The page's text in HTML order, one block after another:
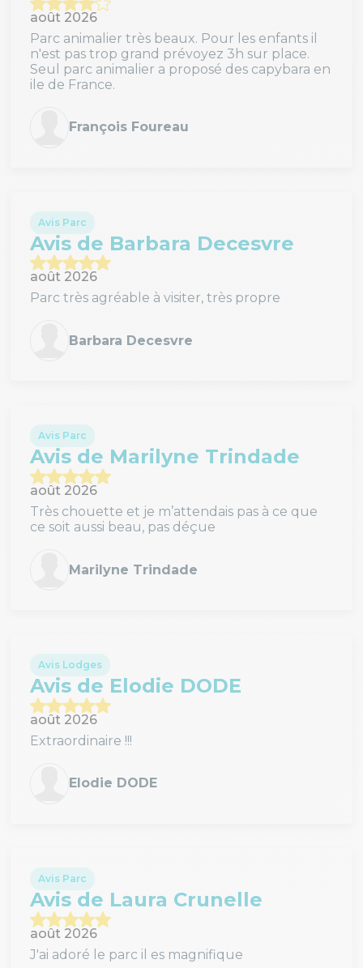
août 2026
Parc animalier très beaux. Pour les enfants il
n'est pas trop grand prévoyez 3h sur place.
Seul parc animalier a proposé des capybara en
ile de France.
François Foureau
Avis Parc
Avis de Barbara Decesvre
août 2026
Parc très agréable à visiter, très propre
Barbara Decesvre
Avis Parc
Avis de Marilyne Trindade
août 2026
Très chouette et je m’attendais pas à ce que
ce soit aussi beau, pas déçue
Marilyne Trindade
Avis Lodges
Avis de Elodie DODE
août 2026
Extraordinaire !!!
Elodie DODE
Avis Parc
Avis de Laura Crunelle
août 2026
J'ai adoré le parc il es magnifique